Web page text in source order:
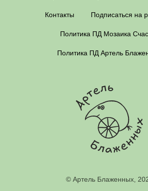
Контакты Подписаться на
Политика ПД Мозаика
Политика ПД Артель
© Артель Блаженных,